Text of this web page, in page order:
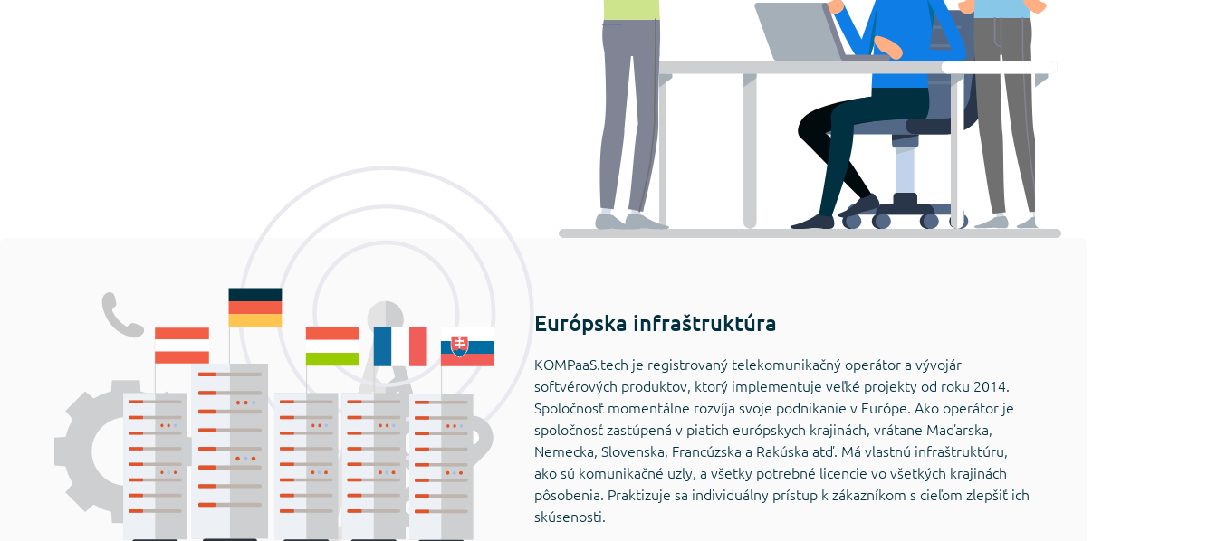
Európska infraštruktúra
KOMPaaS.tech je registrovaný telekomunikačný operátor a vývojár
softvérových produktov, ktorý implementuje veľké projekty od roku 2014.
Spoločnosť momentálne rozvíja svoje podnikanie v Európe. Ako operátor je
spoločnosť zastúpená v piatich európskych krajinách, vrátane Maďarska,
Nemecka, Slovenska, Francúzska a Rakúska atď. Má vlastnú infraštruktúru,
ako sú komunikačné uzly, a všetky potrebné licencie vo všetkých krajinách
pôsobenia. Praktizuje sa individuálny prístup k zákazníkom s cieľom zlepšiť ich
skúsenosti.